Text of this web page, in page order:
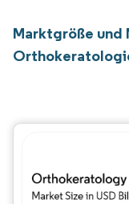
Marktgröße